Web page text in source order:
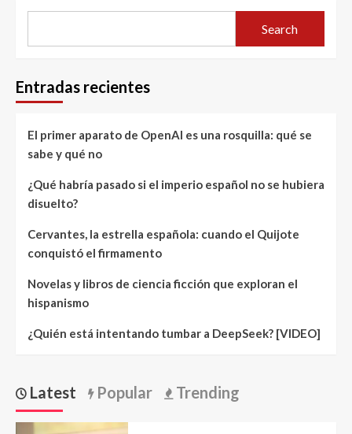
Search
Entradas recientes
El primer aparato de OpenAI es una rosquilla: qué se
sabe y qué no
¿Qué habría pasado si el imperio español no se hubiera
disuelto?
Cervantes, la estrella española: cuando el Quijote
conquistó el firmamento
Novelas y libros de ciencia ficción que exploran el
hispanismo
¿Quién está intentando tumbar a DeepSeek? [VIDEO]
Latest Popular Trending